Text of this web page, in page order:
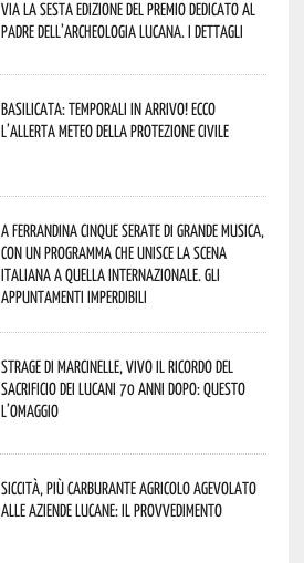
via la sesta edizione del Premio dedicato al
padre dell’archeologia lucana. I dettagli
Basilicata: temporali in arrivo! Ecco
l’allerta meteo della Protezione civile
A Ferrandina cinque serate di grande musica,
con un programma che unisce la scena
italiana a quella internazionale. Gli
appuntamenti imperdibili
Strage di Marcinelle, vivo il ricordo del
sacrificio dei lucani 70 anni dopo: questo
l’omaggio
Siccità, più carburante agricolo agevolato
alle aziende lucane: il provvedimento